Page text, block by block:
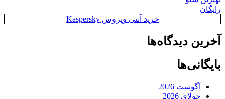
رایگان
خرید آنتی ویروس Kaspersky
آخرین دیدگاه‌ها
بایگانی‌ها
آگوست 2026
جولای 2026